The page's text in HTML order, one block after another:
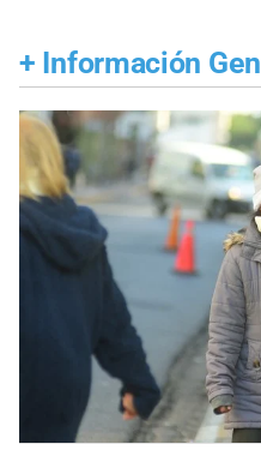
+ Información